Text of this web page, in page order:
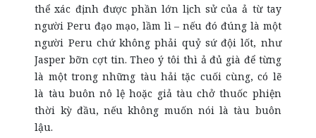
thể xác định được phần lớn lịch sử của ả từ tay
người Peru đạo mạo, lầm lì – nếu đó đúng là một
người Peru chứ không phải quỷ sứ đội lốt, như
Jasper bỡn cợt tin. Theo ý tôi thì ả đủ già để từng
là một trong những tàu hải tặc cuối cùng, có lẽ
là tàu buôn nô lệ hoặc giả tàu chở thuốc phiện
thời kỳ đầu, nếu không muốn nói là tàu buôn
lậu.